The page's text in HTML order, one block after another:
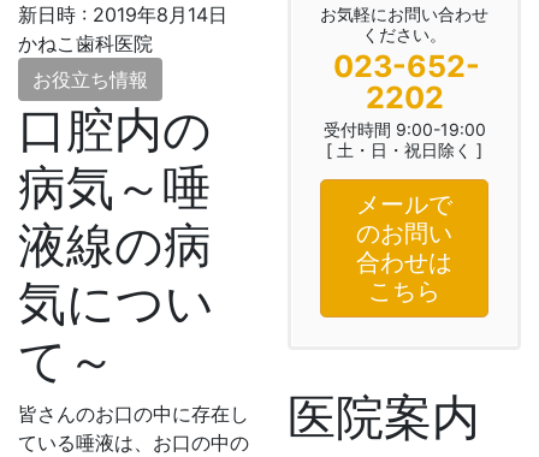
新日時 : 2019年8月14日
かねこ歯科医院
お役立ち情報
口腔内の
病気～唾
液線の病
気につい
て～
皆さんのお口の中に存在し
ている唾液は、お口の中の
お気軽にお問い合わせ
ください。
023-652-
2202
受付時間 9:00-19:00
[ 土・日・祝日除く ]
メールで
のお問い
合わせは
こちら
医院案内